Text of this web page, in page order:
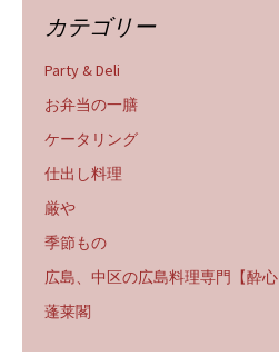
カテゴリー
Party & Deli
お弁当の一膳
ケータリング
仕出し料理
厳や
季節もの
広島、中区の広島料理専門【酔
蓬莱閣